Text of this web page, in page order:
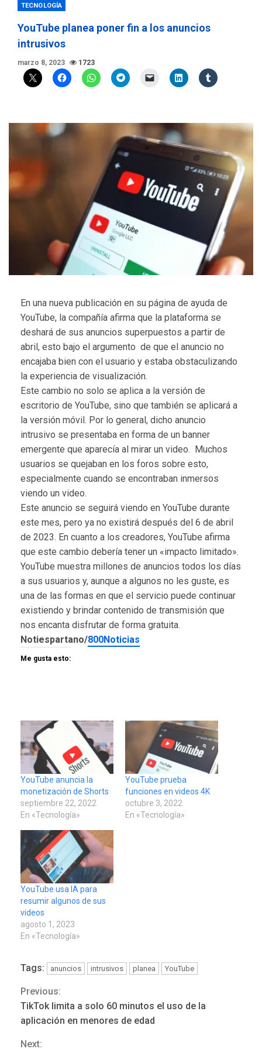
TECNOLOGÍA
YouTube planea poner fin a los anuncios
intrusivos
marzo 8, 2023 1723
En una nueva publicación en su página de ayuda de
YouTube, la compañía afirma que la plataforma se
deshará de sus anuncios superpuestos a partir de
abril, esto bajo el argumento de que el anuncio no
encajaba bien con el usuario y estaba obstaculizando
la experiencia de visualización.
Este cambio no solo se aplica a la versión de
escritorio de YouTube, sino que también se aplicará a
la versión móvil. Por lo general, dicho anuncio
intrusivo se presentaba en forma de un banner
emergente que aparecía al mirar un video. Muchos
usuarios se quejaban en los foros sobre esto,
especialmente cuando se encontraban inmersos
viendo un video.
Este anuncio se seguirá viendo en YouTube durante
este mes, pero ya no existirá después del 6 de abril
de 2023. En cuanto a los creadores, YouTube afirma
que este cambio debería tener un «impacto limitado».
YouTube muestra millones de anuncios todos los días
a sus usuarios y, aunque a algunos no les guste, es
una de las formas en que el servicio puede continuar
existiendo y brindar contenido de transmisión que
nos encanta disfrutar de forma gratuita.
Notiespartano/800Noticias
Me gusta esto:
YouTube anuncia la
monetización de Shorts
septiembre 22, 2022
En «Tecnología»
YouTube prueba
funciones en videos 4K
octubre 3, 2022
En «Tecnología»
YouTube usa IA para
resumir algunos de sus
videos
agosto 1, 2023
En «Tecnología»
Tags: anuncios intrusivos planea YouTube
Continue
Reading
Previous:
TikTok limita a solo 60 minutos el uso de la
aplicación en menores de edad
Next:
POLÍTICA
TITULARES
ÚLTIMA HORA